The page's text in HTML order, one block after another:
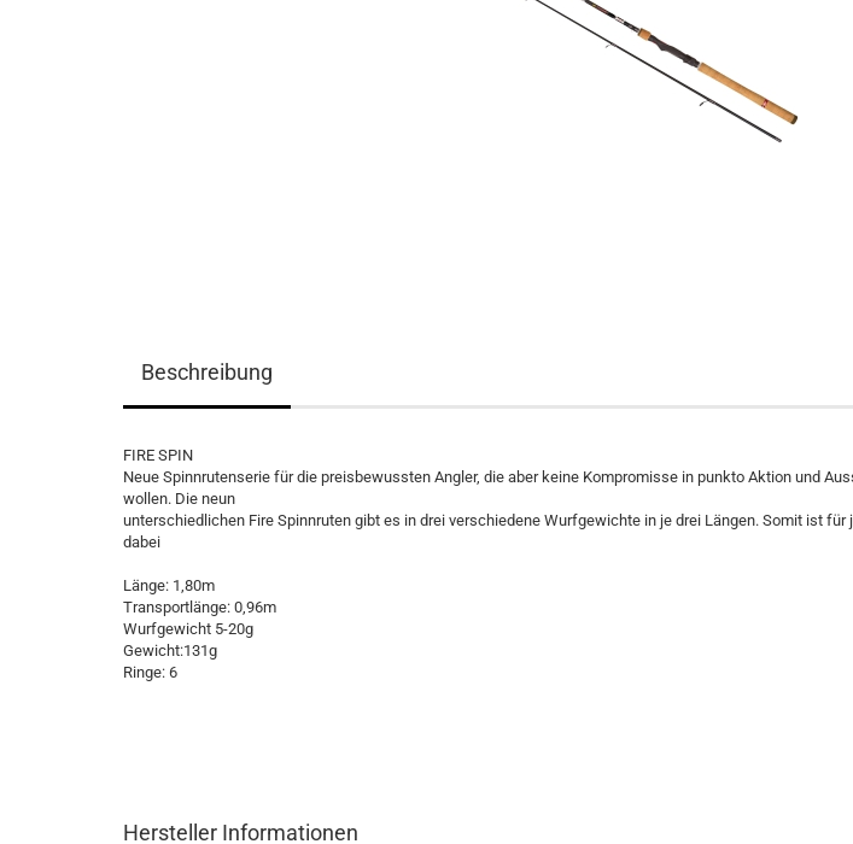
Beschreibung
FIRE SPIN
Neue Spinnrutenserie für die preisbewussten Angler, die aber keine Kompromisse in punkto Aktion und
wollen. Die neun
unterschiedlichen Fire Spinnruten gibt es in drei verschiedene Wurfgewichte in je drei Längen. Somit ist für
dabei
Länge: 1,80m
Transportlänge: 0,96m
Wurfgewicht 5-20g
Gewicht:131g
Ringe: 6
Hersteller Informationen